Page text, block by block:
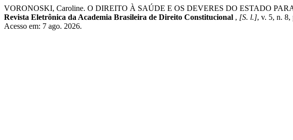
VORONOSKI, Caroline. O DIREITO À SAÚDE E OS DEVERES DO ESTADO
Revista Eletrônica da Academia Brasileira de Direito Constitucional , [S. l.], v. 5, n.
Acesso em: 7 ago. 2026.